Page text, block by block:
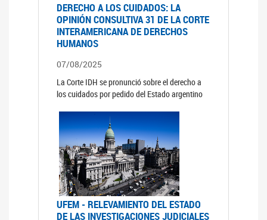
DERECHO A LOS CUIDADOS: LA
OPINIÓN CONSULTIVA 31 DE LA CORTE
INTERAMERICANA DE DERECHOS
HUMANOS
07/08/2025
La Corte IDH se pronunció sobre el derecho a
los cuidados por pedido del Estado argentino
UFEM - RELEVAMIENTO DEL ESTADO
DE LAS INVESTIGACIONES JUDICIALES